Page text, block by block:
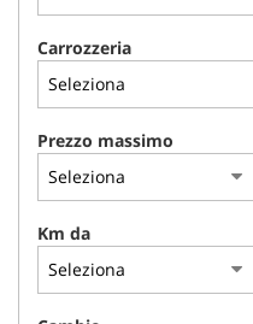
Carrozzeria
Prezzo massimo
Km da
adottiamo
per
offrire
funzionalità
svolgere
le
attività
seguito